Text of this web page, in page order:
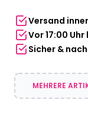
Versand
Vor 17:00
Sicher &
MEHRERE